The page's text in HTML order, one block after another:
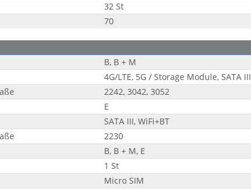
32 St
70
B, B + M
4G/LTE, 5G / Storage Module, SATA III
2242, 3042, 3052
E
SATA III, WiFi+BT
2230
B, B + M, E
1 St
Micro SIM